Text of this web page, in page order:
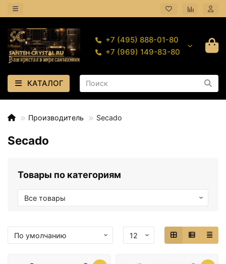
+7 (495) 888-01-80
+7 (969) 149-83-80
КАТАЛОГ
Производитель Secado
Secado
Товары по категориям